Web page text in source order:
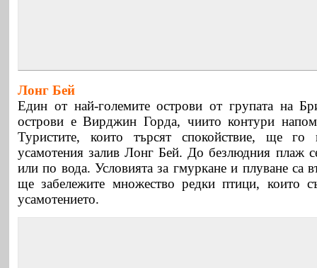
Лонг Бей
Един от най-големите острови от групата на
острови е Вирджин Горда, чиито контури
Туристите, които търсят спокойствие, ще
усамотения залив Лонг Бей. До безлюдния плаж
или по вода. Условията за гмуркане и плуване са
ще забележите множество редки птици, които
усамотението.